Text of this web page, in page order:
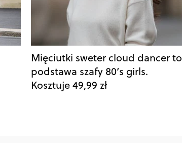
Mięciutki sweter cloud dancer to
podstawa szafy 80’s girls.
Kosztuje 49,99 zł